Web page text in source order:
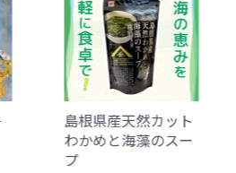
島根県産天然カット
わかめと海藻のスー
プ